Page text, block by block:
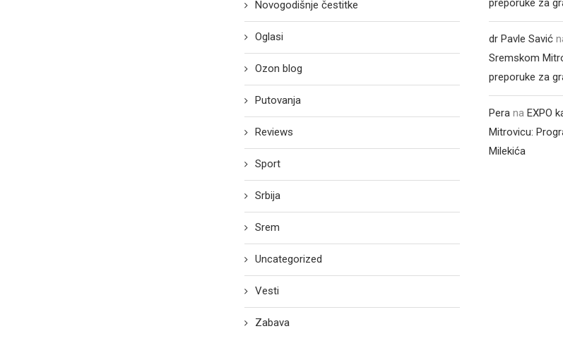
Novogodišnje čestitke
Oglasi
Ozon blog
Putovanja
Reviews
Sport
Srbija
Srem
Uncategorized
Vesti
Zabava
preporuke za
dr Pavle Savić
Sremskom
preporuke za
Pera na EXPO
Mitrovicu:
Milekića